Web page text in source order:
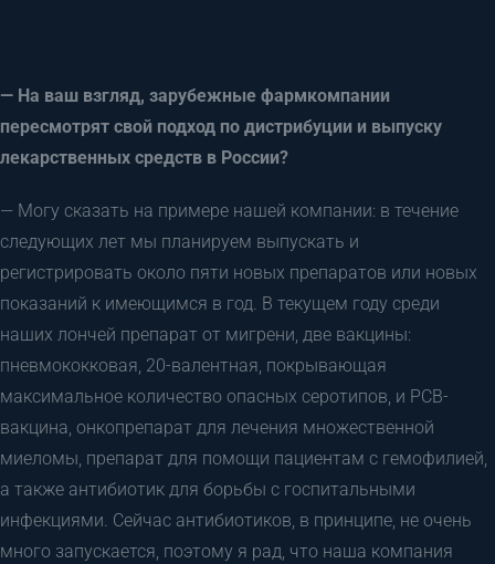
— На ваш взгляд, зарубежные фармкомпании
пересмотрят свой подход по дистрибуции и выпуску
лекарственных средств в России?
— Могу сказать на примере нашей компании: в течение
следующих лет мы планируем выпускать и
регистрировать около пяти новых препаратов или новых
показаний к имеющимся в год. В текущем году среди
наших лончей препарат от мигрени, две вакцины:
пневмококковая, 20-валентная, покрывающая
максимальное количество опасных серотипов, и РСВ-
вакцина, онкопрепарат для лечения множественной
миеломы, препарат для помощи пациентам с гемофилией,
а также антибиотик для борьбы с госпитальными
инфекциями. Сейчас антибиотиков, в принципе, не очень
много запускается, поэтому я рад, что наша компания